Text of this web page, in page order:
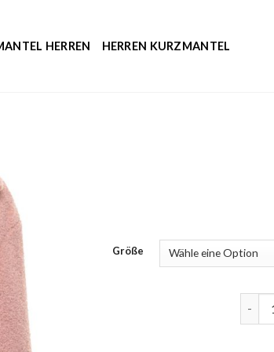
HERREN HERREN KURZMANTEL
Größe